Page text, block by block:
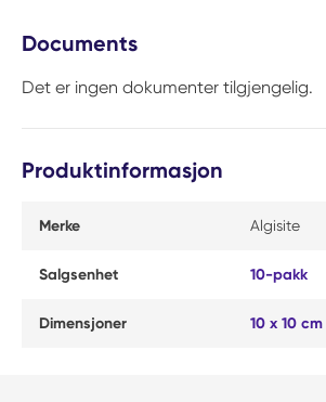
Documents
Det er ingen dokumenter tilgjengelig.
Produktinformasjon
Merke Algisite
Salgsenhet 10-pakk
Dimensjoner 10 x 10 cm